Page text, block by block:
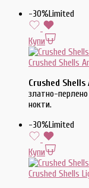
-30%Limited
Купи
Crushed Shells
Crushed Shells
златно-
нокти.
-30%Limited
Купи
Crushed Shells